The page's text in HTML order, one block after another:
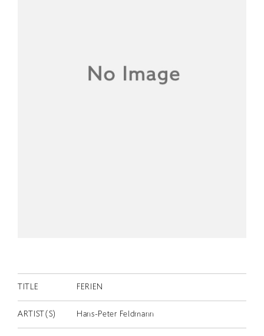
TITLE FERIEN
ARTIST(S) Hans-Peter Feldmann